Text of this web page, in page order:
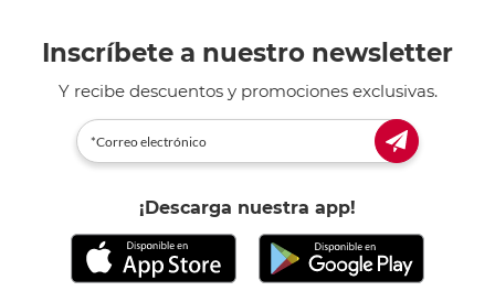
Inscríbete a nuestro newsletter
Y recibe descuentos y promociones exclusivas.
¡Descarga nuestra app!